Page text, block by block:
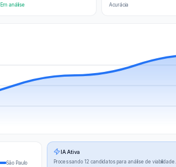
Em análise Acurácia
São Paulo
IA Ativa
Processando 12 candidatos para análise de viabilidade...